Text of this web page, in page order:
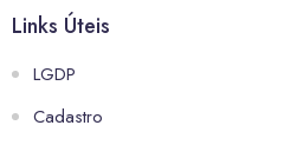
Links Úteis
LGDP
Cadastro